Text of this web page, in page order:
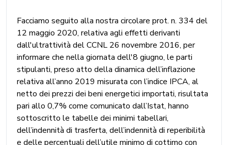
Facciamo seguito alla nostra circolare prot. n. 334 del
12 maggio 2020, relativa agli effetti derivanti
dall'ultrattività del CCNL 26 novembre 2016, per
informare che nella giornata dell'8 giugno, le parti
stipulanti, preso atto della dinamica dell’inflazione
relativa all’anno 2019 misurata con l’indice IPCA, al
netto dei prezzi dei beni energetici importati, risultata
pari allo 0,7% come comunicato dall’Istat, hanno
sottoscritto le tabelle dei minimi tabellari,
dell’indennità di trasferta, dell’indennità di reperibilità
e delle percentuali dell’utile minimo di cottimo con